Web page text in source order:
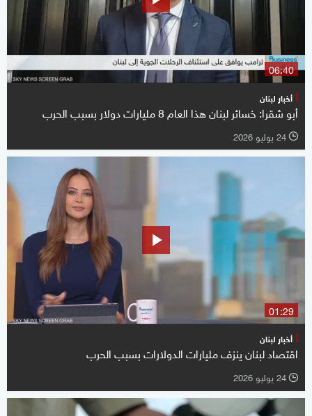
06:40
أخبار لبنان
أبو شقرا: خسائر لبنان هذا العام 8 مليارات دولار بسبب الحرب
l 24 يوليو 2026
01:29
أخبار لبنان
اقتصاد لبنان ينزف مليارات الدولارات بسبب الحرب
l 24 يوليو 2026